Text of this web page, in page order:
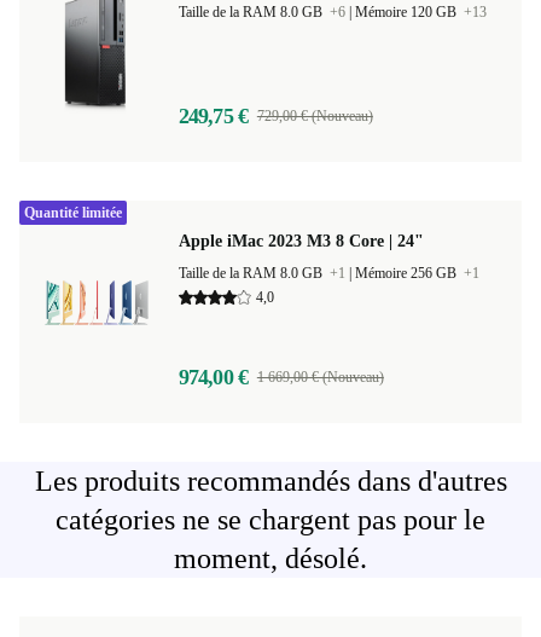
Taille de la RAM 8.0 GB +6 Mémoire 120 GB +13
249,75 € 729,00 € (Nouveau)
Apple iMac 2023 M3 8 Core | 24"
Taille de la RAM 8.0 GB +1 Mémoire 256 GB +1
4,0
974,00 € 1 669,00 € (Nouveau)
Quantité limitée
Les produits recommandés dans d'autres
catégories ne se chargent pas pour le
moment, désolé.